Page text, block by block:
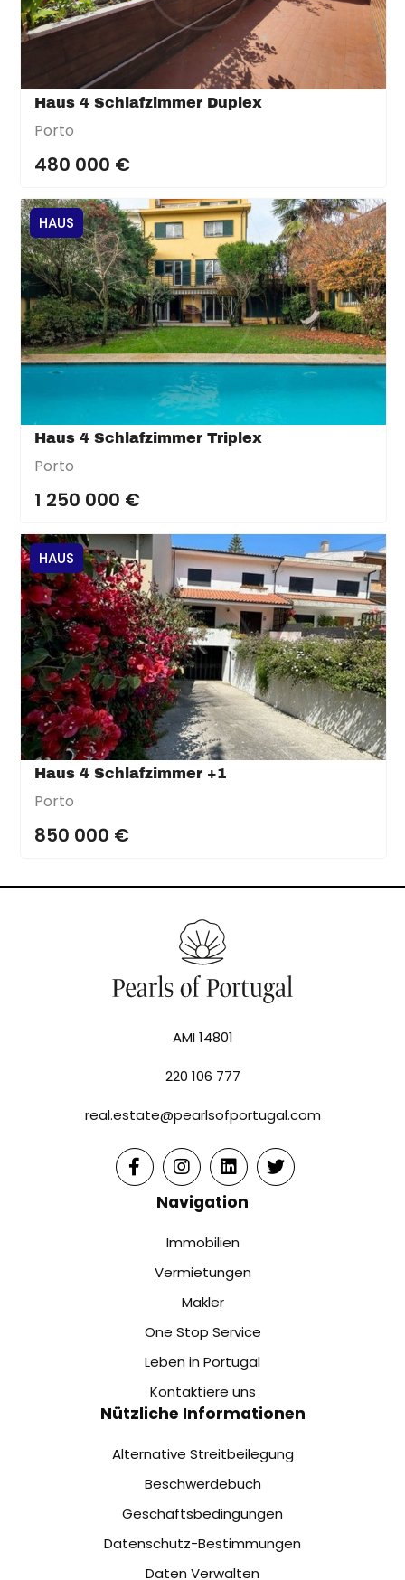
Haus 4 Schlafzimmer Duplex
Porto
480 000 €
HAUS
Haus 4 Schlafzimmer Triplex
Porto
1 250 000 €
HAUS
Haus 4 Schlafzimmer +1
Porto
850 000 €
AMI 14801
220 106 777
real.estate@pearlsofportugal.com
Navigation
Immobilien
Vermietungen
Makler
One Stop Service
Leben in Portugal
Kontaktiere uns
Nützliche Informationen
Alternative Streitbeilegung
Beschwerdebuch
Geschäftsbedingungen
Datenschutz-Bestimmungen
Daten Verwalten